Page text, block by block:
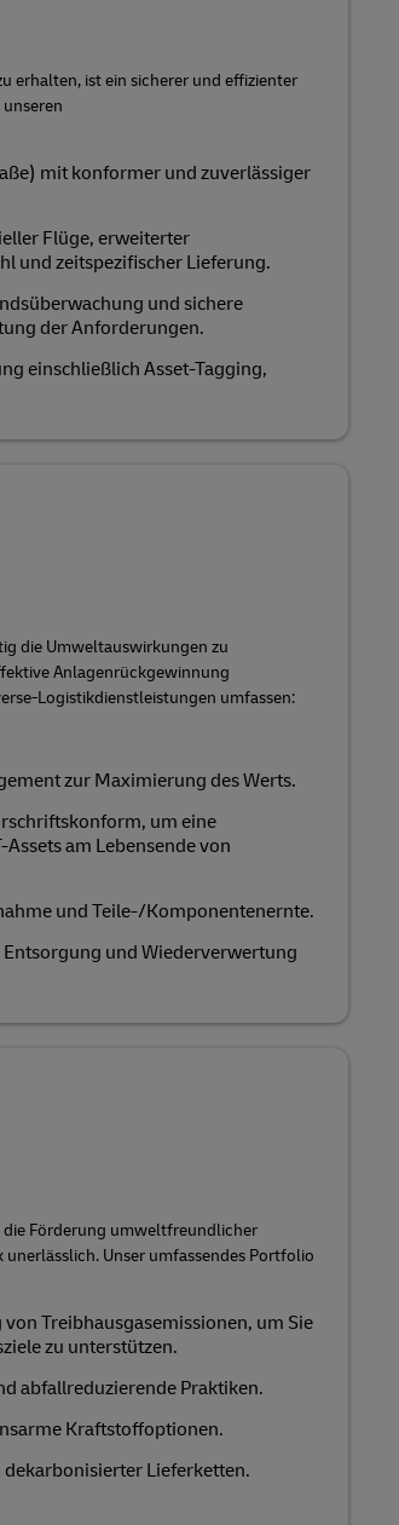
erhalten, ist ein sicherer und effizienter
mit konformer und zuverlässiger
Flüge, erweiterter
und zeitspezifischer Lieferung.
und sichere
der Anforderungen.
einschließlich Asset-Tagging,
die Umweltauswirkungen zu
Anlagenrückgewinnung
Logistikdienstleistungen umfassen:
zur Maximierung des Werts.
um eine
am Lebensende von
und Teile-/Komponentenernte.
und Wiederverwertung
die Förderung umweltfreundlicher
Unser umfassendes Portfolio
Treibhausgasemissionen, um Sie
zu unterstützen.
abfallreduzierende Praktiken.
Kraftstoffoptionen.
Lieferketten.